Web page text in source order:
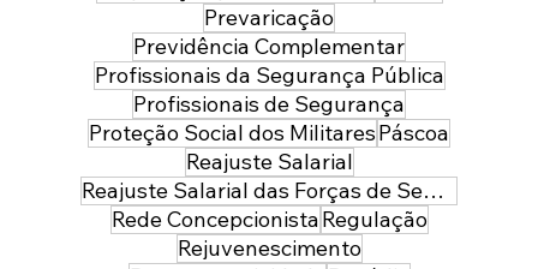
Prevaricação
Previdência Complementar
Profissionais da Segurança Pública
Profissionais de Segurança
Proteção Social dos MilitaresPáscoa
Reajuste Salarial
Reajuste Salarial das Forças de Segurança do Distrito Federal
Rede ConcepcionistaRegulação
Rejuvenescimento